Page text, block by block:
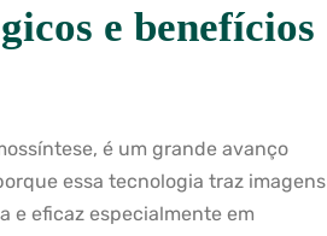
e benefícios
é um grande avanço
essa tecnologia traz imagens
e eficaz especialmente em